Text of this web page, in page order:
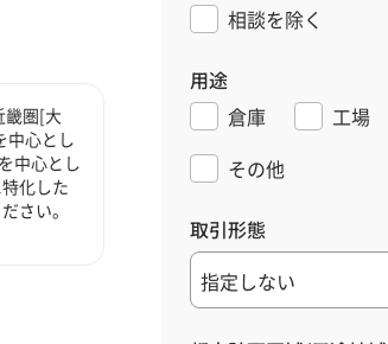
畿圏[大
中心とし
中心とし
化した
さい。
相談を除く
用途
倉庫
工場
その他
取引形態